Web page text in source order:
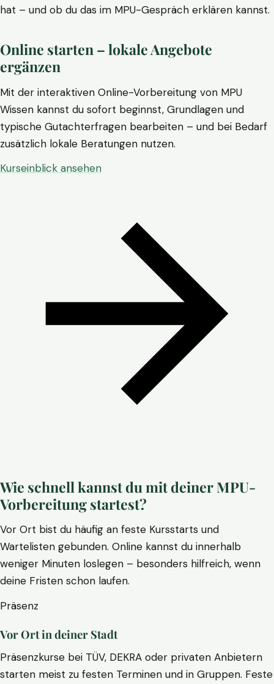
hat – und ob du das im MPU-Gespräch erklären kannst.
Online starten – lokale Angebote
ergänzen
Mit der interaktiven Online-Vorbereitung von MPU
Wissen kannst du sofort beginnst, Grundlagen und
typische Gutachterfragen bearbeiten – und bei Bedarf
zusätzlich lokale Beratungen nutzen.
Kurseinblick ansehen
Wie schnell kannst du mit deiner MPU-
Vorbereitung startest?
Vor Ort bist du häufig an feste Kursstarts und
Wartelisten gebunden. Online kannst du innerhalb
weniger Minuten loslegen – besonders hilfreich, wenn
deine Fristen schon laufen.
Präsenz
Vor Ort in deiner Stadt
Präsenzkurse bei TÜV, DEKRA oder privaten Anbietern
starten meist zu festen Terminen und in Gruppen. Feste